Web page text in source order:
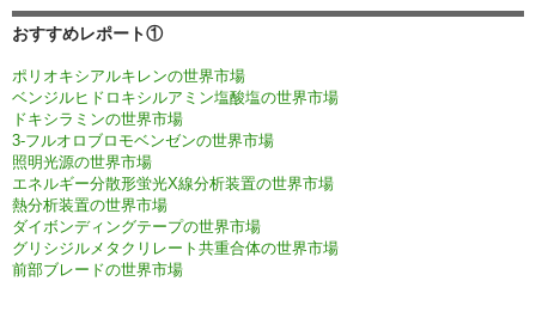
おすすめレポート①
ポリオキシアルキレンの世界市場
ベンジルヒドロキシルアミン塩酸塩の世界市場
ドキシラミンの世界市場
3-フルオロブロモベンゼンの世界市場
照明光源の世界市場
エネルギー分散形蛍光X線分析装置の世界市場
熱分析装置の世界市場
ダイボンディングテープの世界市場
グリシジルメタクリレート共重合体の世界市場
前部ブレードの世界市場